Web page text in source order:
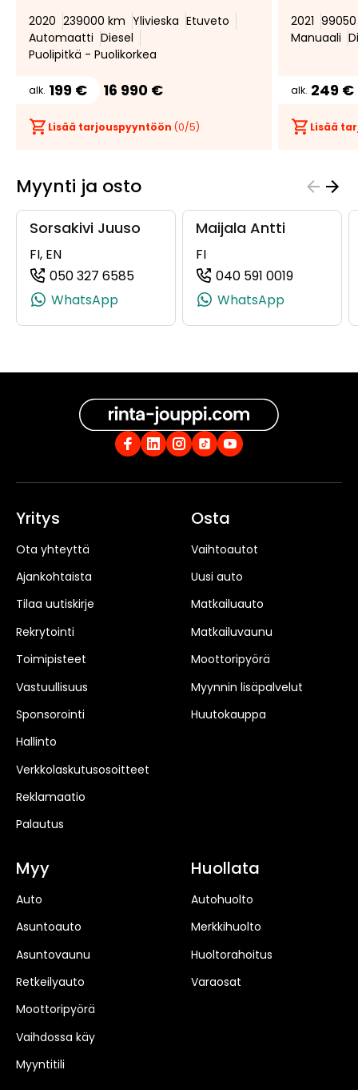
2020 239000 km Ylivieska Etuveto
Automaatti Diesel
Puolipitkä - Puolikorkea
alk. 199 € 16 990 €
Lisää tarjouspyyntöön (0/5)
2021
Manuaali
alk. 249 €
Lisää
Myynti ja osto
Sorsakivi Juuso
FI, EN
050 327 6585
(+358503276585, 0503276585,
WhatsApp
Maijala Antti
FI
040 591 0019
WhatsApp
Yritys
Ota yhteyttä
Ajankohtaista
Tilaa uutiskirje
Rekrytointi
Toimipisteet
Vastuullisuus
Sponsorointi
Hallinto
Verkkolaskutusosoitteet
Reklamaatio
Palautus
Osta
Vaihtoautot
Uusi auto
Matkailuauto
Matkailuvaunu
Moottoripyörä
Myynnin lisäpalvelut
Huutokauppa
Myy
Auto
Asuntoauto
Asuntovaunu
Retkeilyauto
Moottoripyörä
Vaihdossa käy
Myyntitili
Huollata
Autohuolto
Merkkihuolto
Huoltorahoitus
Varaosat